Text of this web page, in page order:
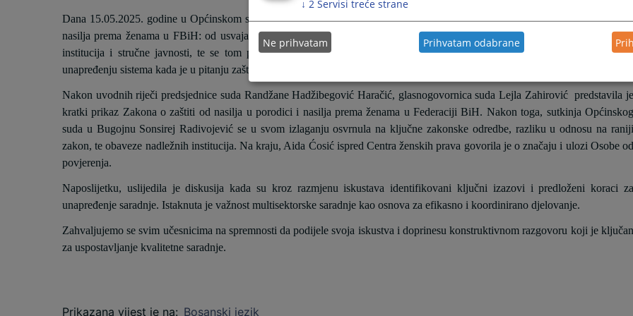
Dana 15.05.2025. godine u Općinskom sudu u Bugojnu održan je okrugli sto na temu:“Zakon o zaštiti od nasilja u porodici i
nasilja prema ženama u FBiH: od usvajanja do realizacije u praksi”. Okruglom stolu su prisustvovali predstavnici relevantnih
institucija i stručne javnosti, te se tom prilikom razgovaralo o zakonskim odredbama, izazovima u praksi, te koracima ka
unapređenju sistema kada je u pitanju zaštita od nasilja u porodici i nasilja prema ženama.
Nakon uvodnih riječi predsjednice suda Randžane Hadžibegović Haračić, glasnogovornica suda Lejla Zahirović predstavila je
kratki prikaz Zakona o zaštiti od nasilja u porodici i nasilja prema ženama u Federaciji BiH. Nakon toga, sutkinja Općinskog
suda u Bugojnu Sonsirej Radivojević se u svom izlaganju osvrnula na ključne zakonske odredbe, razliku u odnosu na raniji
zakon, te obaveze nadležnih institucija. Na kraju, Aida Ćosić ispred Centra ženskih prava govorila je o značaju i ulozi Osobe od
povjerenja.
Naposlijetku, uslijedila je diskusija kada su kroz razmjenu iskustava identifikovani ključni izazovi i predloženi koraci za
unapređenje saradnje. Istaknuta je važnost multisektorske saradnje kao osnova za efikasno i koordinirano djelovanje.
Zahvaljujemo se svim učesnicima na spremnosti da podijele svoja iskustva i doprinesu konstruktivnom razgovoru koji je ključan
za uspostavljanje kvalitetne saradnje.
Prikazana vijest je na: Bosanski jezik
↓ 2 Servisi treće strane
Ne prihvatam Prihvatam odabrane